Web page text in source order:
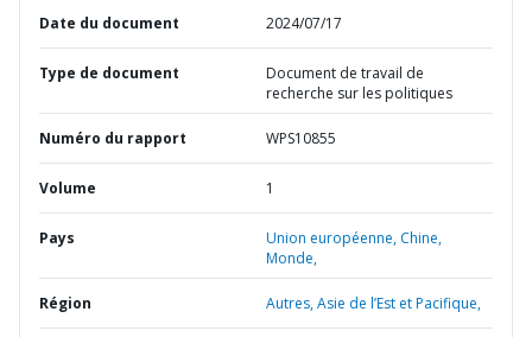
Date du document 2024/07/17
Type de document
Document de travail de
recherche sur les politiques
Numéro du rapport WPS10855
Volume 1
Pays Union européenne, Chine,
Monde,
Région Autres,Asie de l’Est et Pacifique,